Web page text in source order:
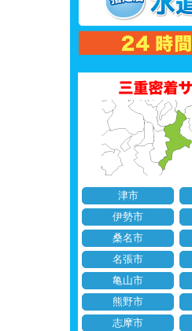
津市
伊勢市
桑名市
名張市
亀山市
熊野市
志摩市